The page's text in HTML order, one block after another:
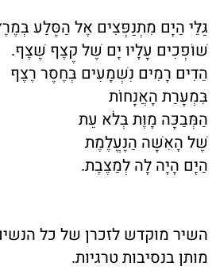
גַּלֵּי הַיָּם מִתְנַפְּצִים אֶל הַסֶּלַע
שׁוֹפְכִים עָלָיו יָם שֶׁל קֶצֶף שֶׁצֶף.
הֵדִים רָמִים נִשְׁמָעִים בְּחֶסֶר רֶצֶף
בִּמְעָרַת הָאֲנָחוֹת
הַמְּבַכָּה מָוֶת בְּלֹא עֵת
שֶׁל הָאִשָּׁה הַנֶּעֱלֶמֶת
הַיָּם הָיָה לָה לְמַצֶּבֶת.
השיר מוקדש לזכרן של כל
מותן בנסיבות טרגיות.